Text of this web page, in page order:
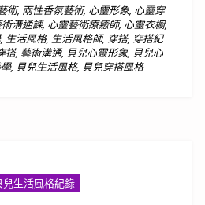
術, 兩性香氛藝術, 心靈形象, 心靈穿
溝通課, 心靈藝術療癒師, 心靈衣櫥,
, 生活風格, 生活風格師, 穿搭, 穿搭紀
搭, 藝術溝通, 貝兒心靈形象, 貝兒心
, 貝兒生活風格, 貝兒穿搭風格
兒生活風格紀錄